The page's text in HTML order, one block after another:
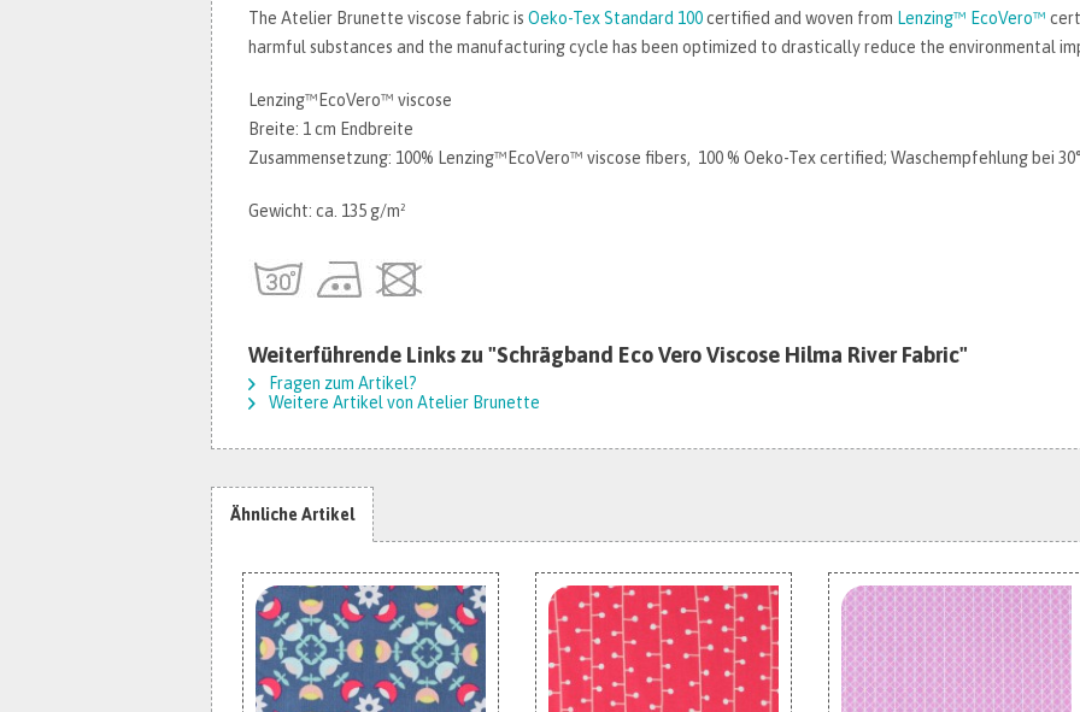
The Atelier Brunette viscose fabric is Oeko-Tex Standard 100certified and woven from Lenzing™️ EcoVero™️
harmful substances and the manufacturing cycle has been optimized to drastically reduce the environmental
Lenzing™️EcoVero™️ viscose
Breite: 1 cm Endbreite
Zusammensetzung: 100% Lenzing™️EcoVero™️ viscose fibers, 100 % Oeko-Tex certified; Waschempfehlung bei
Gewicht: ca. 135 g/m²
Weiterführende Links zu "Schrägband Eco Vero Viscose Hilma River Fabric"
Fragen zum Artikel?
Weitere Artikel von Atelier Brunette
Ähnliche Artikel